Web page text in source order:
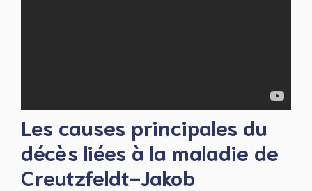
Les causes principales du
décès liées à la maladie de
Creutzfeldt-Jakob